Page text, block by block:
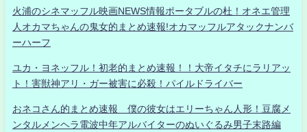
火浦のシネマッフル映画NEWS情報ポータブルの杜！オネエ管理
人オカマちゃんの鬼女的まとめ速報!オカマッフルアタックナンバ
ーハーフ
ユカ・ヨネッフル！初老的まとめ速報！！大帝イタチにラリアッ
ト！害獣神アリ・ガー被害に必殺！パイルドライバー
おネコさん的まとめ速報 僕の彼女はエリーちゃん人形！豆腐メ
ンタルメンヘラ電波中年アルバイターのぬいぐるみ男子末路編